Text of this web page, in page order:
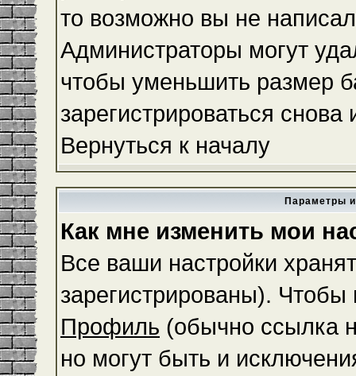
то возможно вы не
Администраторы могут
чтобы уменьшить размер
зарегистрироваться
Вернуться к началу
Параметры
Как мне изменить мои
Все ваши настройки
зарегистрированы). Чтобы
Профиль (обычно ссылка
но могут быть и